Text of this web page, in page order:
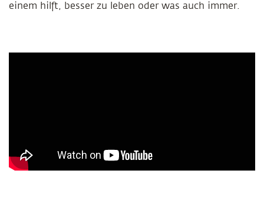
einem hilft, besser zu leben oder was auch immer.